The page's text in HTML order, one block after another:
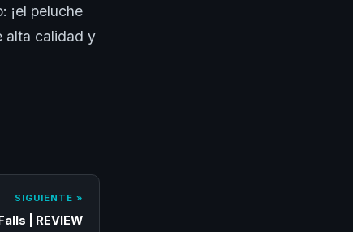
¡el peluche
alta calidad y
SIGUIENTE »
| REVIEW